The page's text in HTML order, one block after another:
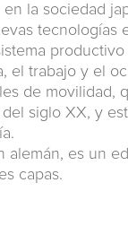
la sociedad
tecnologías
el trabajo y el
de movilidad,
siglo XX, y
alemán, es un
capas.